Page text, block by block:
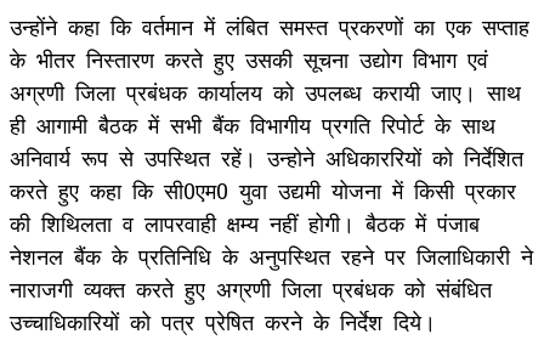
उन्होंने कहा कि वर्तमान में लंबित समस्त प्रकरणों का एक सप्ताह
के भीतर निस्तारण करते हुए उसकी सूचना उद्योग विभाग एवं
अग्रणी जिला प्रबंधक कार्यालय को उपलब्ध करायी जाए। साथ
ही आगामी बैठक में सभी बैंक विभागीय प्रगति रिपोर्ट के साथ
अनिवार्य रूप से उपस्थित रहें। उन्होने अधिकाररियों को निर्देशित
करते हुए कहा कि सी0एम0 युवा उद्यमी योजना में किसी प्रकार
की शिथिलता व लापरवाही क्षम्य नहीं होगी। बैठक में पंजाब
नेशनल बैंक के प्रतिनिधि के अनुपस्थित रहने पर जिलाधिकारी ने
नाराजगी व्यक्त करते हुए अग्रणी जिला प्रबंधक को संबंधित
उच्चाधिकारियों को पत्र प्रेषित करने के निर्देश दिये।